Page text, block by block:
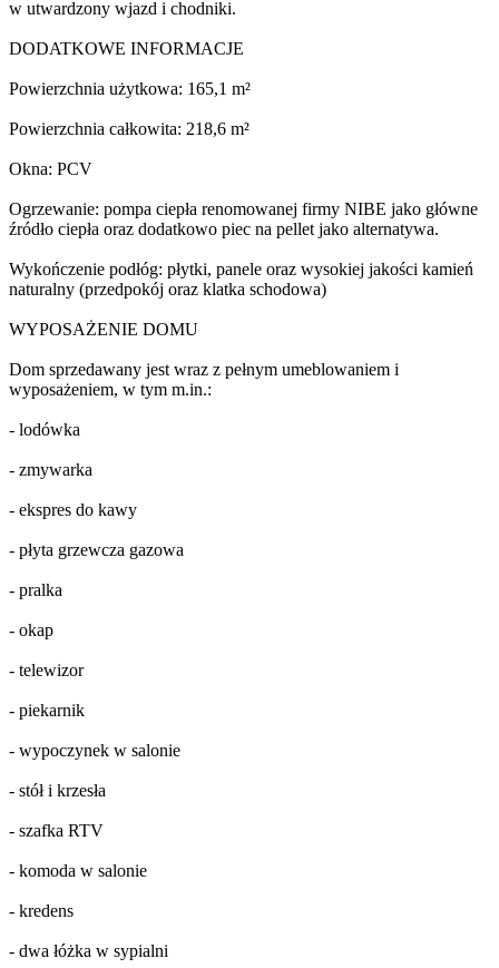
w utwardzony wjazd i chodniki.
DODATKOWE INFORMACJE
Powierzchnia użytkowa: 165,1 m²
Powierzchnia całkowita: 218,6 m²
Okna: PCV
Ogrzewanie: pompa ciepła renomowanej firmy NIBE jako główne
źródło ciepła oraz dodatkowo piec na pellet jako alternatywa.
Wykończenie podłóg: płytki, panele oraz wysokiej jakości kamień
naturalny (przedpokój oraz klatka schodowa)
WYPOSAŻENIE DOMU
Dom sprzedawany jest wraz z pełnym umeblowaniem i
wyposażeniem, w tym m.in.:
- lodówka
- zmywarka
- ekspres do kawy
- płyta grzewcza gazowa
- pralka
- okap
- telewizor
- piekarnik
- wypoczynek w salonie
- stół i krzesła
- szafka RTV
- komoda w salonie
- kredens
- dwa łóżka w sypialni